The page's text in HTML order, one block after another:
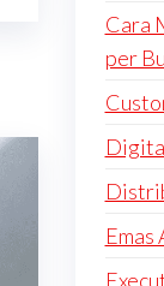
Cara
per
Emas